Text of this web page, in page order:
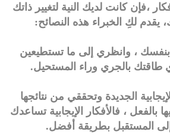
،فإن كانت لديك النية لتغيير ذاتك
يقدم لكِ الخبراء هذه النصائح:
بنفسك ، وانظري إلى ما تستطيعين
طاقتك بالجري وراء المستحيل.
الجديدة وتحققي من نتائجها
بالفعل ، فالأفكار الإيجابية تساعدك
المستقبل بطريقة أفضل.